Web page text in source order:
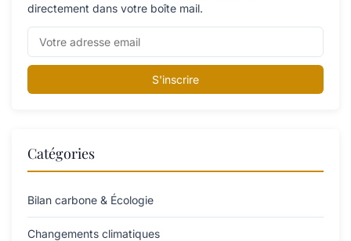
directement dans votre boîte mail.
S'inscrire
Catégories
Bilan carbone & Écologie
Changements climatiques